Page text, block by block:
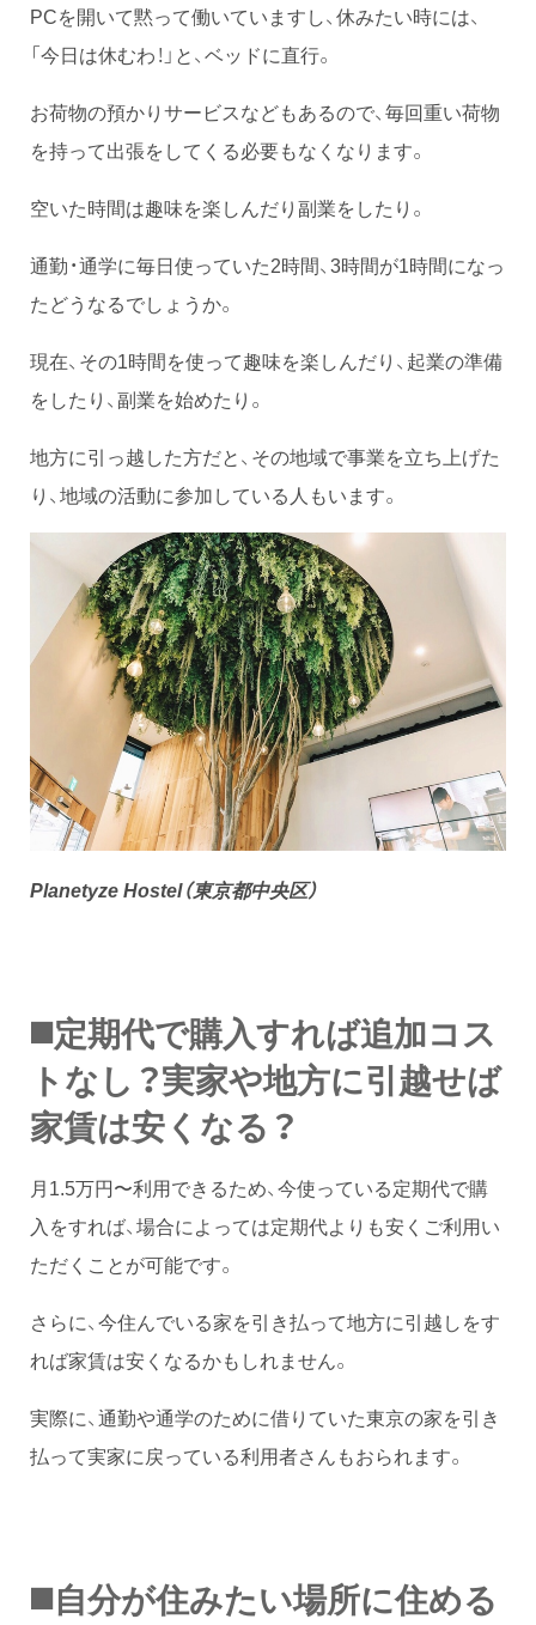
PCを開いて黙って働いていますし、休みたい時には、
「今日は休むわ！」と、ベッドに直行。
お荷物の預かりサービスなどもあるので、毎回重い荷物
を持って出張をしてくる必要もなくなります。
空いた時間は趣味を楽しんだり副業をしたり。
通勤・通学に毎日使っていた2時間、3時間が1時間になっ
たどうなるでしょうか。
現在、その1時間を使って趣味を楽しんだり、起業の準備
をしたり、副業を始めたり。
地方に引っ越した方だと、その地域で事業を立ち上げた
り、地域の活動に参加している人もいます。
Planetyze Hostel（東京都中央区）
◼️定期代で購入すれば追加コス
トなし？実家や地方に引越せば
家賃は安くなる？
月1.5万円〜利用できるため、今使っている定期代で購
入をすれば、場合によっては定期代よりも安くご利用い
ただくことが可能です。
さらに、今住んでいる家を引き払って地方に引越しをす
れば家賃は安くなるかもしれません。
実際に、通勤や通学のために借りていた東京の家を引き
払って実家に戻っている利用者さんもおられます。
◼️自分が住みたい場所に住める